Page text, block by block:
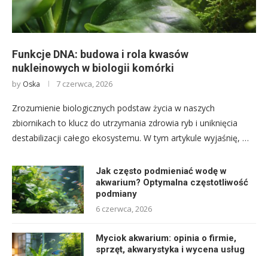
Funkcje DNA: budowa i rola kwasów
nukleinowych w biologii komórki
by Oska 7 czerwca, 2026
Zrozumienie biologicznych podstaw życia w naszych
zbiornikach to klucz do utrzymania zdrowia ryb i uniknięcia
destabilizacji całego ekosystemu. W tym artykule wyjaśnię, …
Jak często podmieniać wodę w
akwarium? Optymalna częstotliwość
podmiany
6 czerwca, 2026
Myciok akwarium: opinia o firmie,
sprzęt, akwarystyka i wycena usług